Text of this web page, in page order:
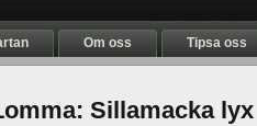
Om oss Tipsa oss
Sillamacka lyx